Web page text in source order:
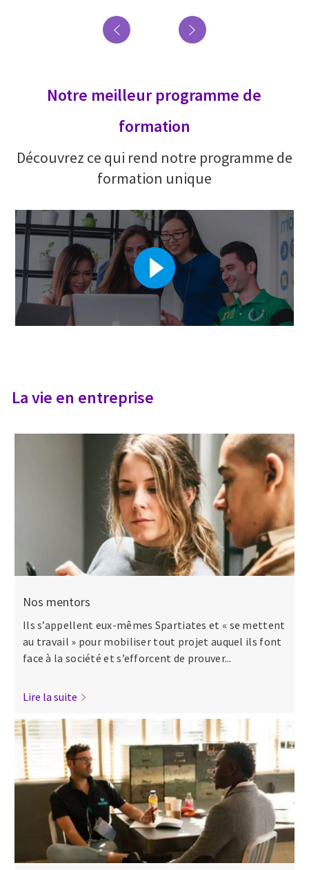
Notre meilleur programme de
formation
Découvrez ce qui rend notre programme de
formation unique
La vie en entreprise
Nos mentors
Ils s’appellent eux-mêmes Spartiates et « se mettent
au travail » pour mobiliser tout projet auquel ils font
face à la société et s’efforcent de prouver...
Lire la suite